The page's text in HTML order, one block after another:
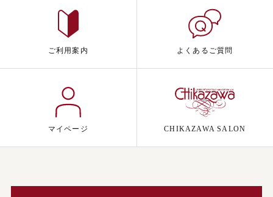
ご利用案内 よくあるご質問
マイページ CHIKAZAWA SALON